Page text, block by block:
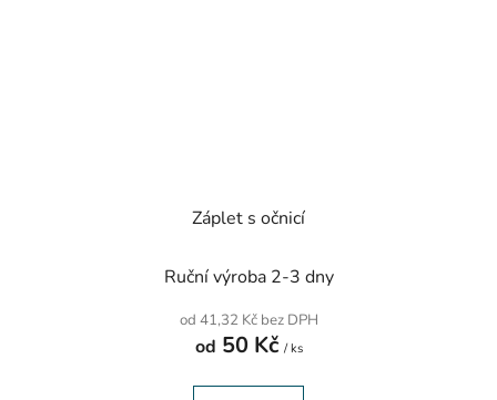
Záplet s očnicí
Ruční výroba 2-3 dny
od 41,32 Kč bez DPH
od 50 Kč / ks